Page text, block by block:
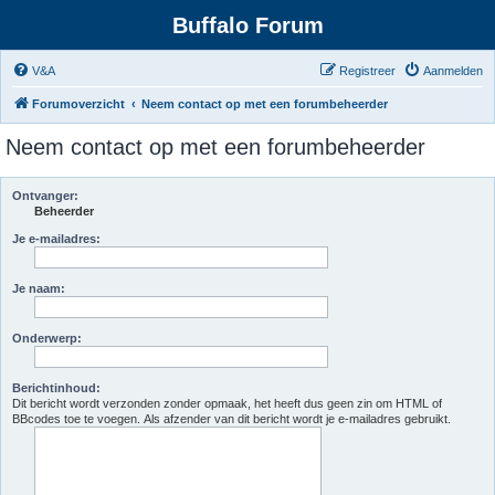
Buffalo Forum
V&A Aanmelden
Registreer
Forumoverzicht Neem contact op met een forumbeheerder
Neem contact op met een forumbeheerder
Ontvanger:
Beheerder
Je e-mailadres:
Je naam:
Onderwerp:
Berichtinhoud:
Dit bericht wordt verzonden zonder opmaak, het heeft dus geen zin om HTML of
BBcodes toe te voegen. Als afzender van dit bericht wordt je e-mailadres gebruikt.